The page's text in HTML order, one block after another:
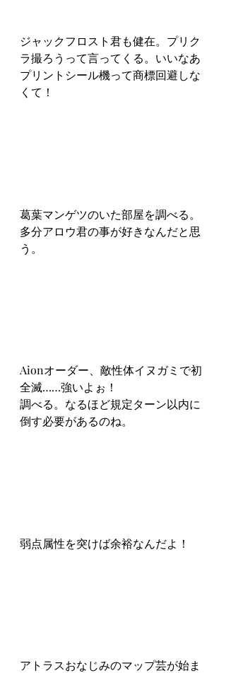
ジャックフロスト君も健在。プリク
ラ撮ろうって言ってくる。いいなあ
プリントシール機って商標回避しな
くて！
葛葉マンゲツのいた部屋を調べる。
多分アロウ君の事が好きなんだと思
う。
Aionオーダー、敵性体イヌガミで初
全滅……強いよぉ！
調べる。なるほど規定ターン以内に
倒す必要があるのね。
弱点属性を突けば余裕なんだよ！
アトラスおなじみのマップ芸が始ま